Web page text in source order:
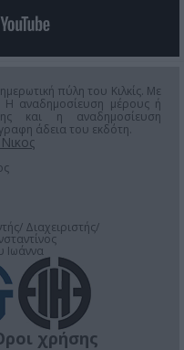
πύλη του Κιλκίς. Με
Η αναδημοσίευση μέρους ή
και η αναδημοσίευση
άδεια του εκδότη.
Διαχειριστής/
Ιωάννα
χρήσης